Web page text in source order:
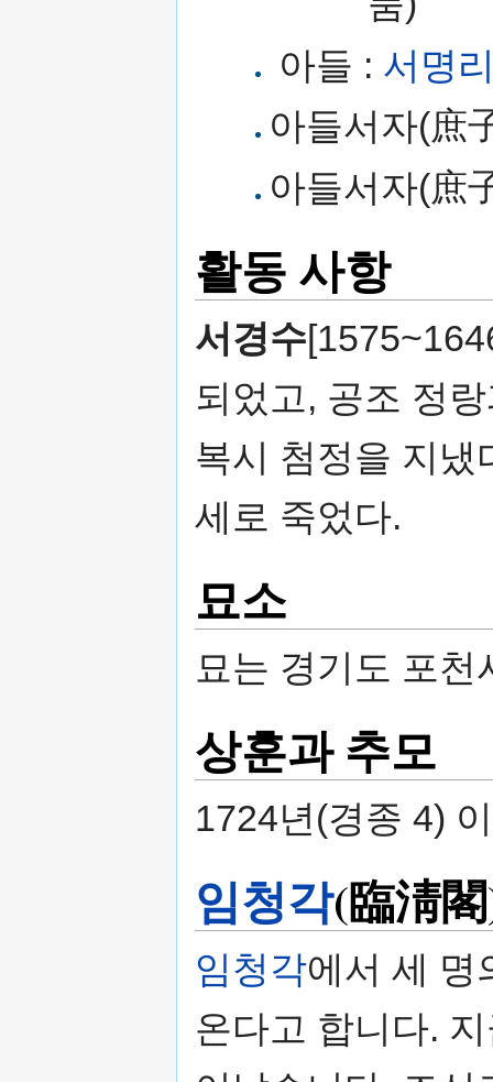
아들 : 서명
아들서자(庶
아들서자(庶
활동 사항
서경수
되었고, 공조 정
복시 첨정을 지냈
세로 죽었다.
묘소
묘는 경기도 포
상훈과 추모
1724년(경종 4)
임청각(臨淸
임청각에서 세 명
온다고 합니다.